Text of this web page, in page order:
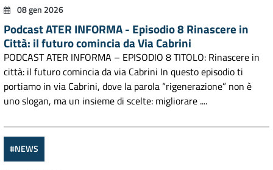
08 gen 2026
Podcast ATER INFORMA - Episodio 8 Rinascere in
Città: il futuro comincia da Via Cabrini
PODCAST ATER INFORMA – EPISODIO 8 TITOLO: Rinascere in
città: il futuro comincia da via Cabrini In questo episodio ti
portiamo in via Cabrini, dove la parola “rigenerazione” non è
uno slogan, ma un insieme di scelte: migliorare ....
#NEWS